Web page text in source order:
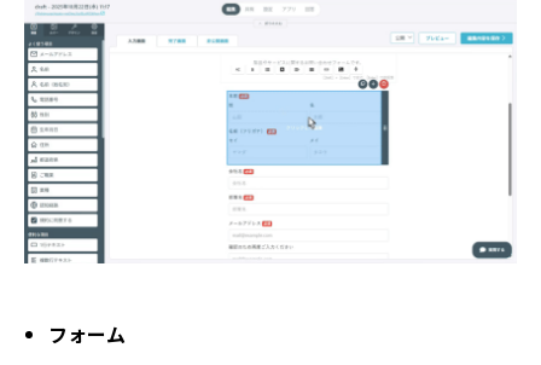
フォーム